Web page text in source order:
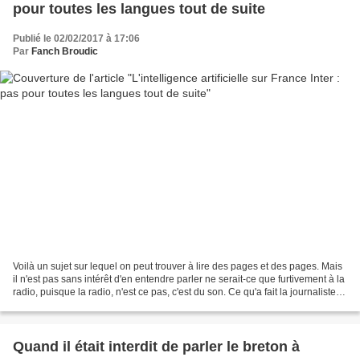
pour toutes les langues tout de suite
Publié le 02/02/2017 à 17:06
Par Fanch Broudic
Voilà un sujet sur lequel on peut trouver à lire des pages et des pages. Mais
il n'est pas sans intérêt d'en entendre parler ne serait-ce que furtivement à la
radio, puisque la radio, n'est ce pas, c'est du son. Ce qu'a fait la journaliste
Quand il était interdit de parler le breton à